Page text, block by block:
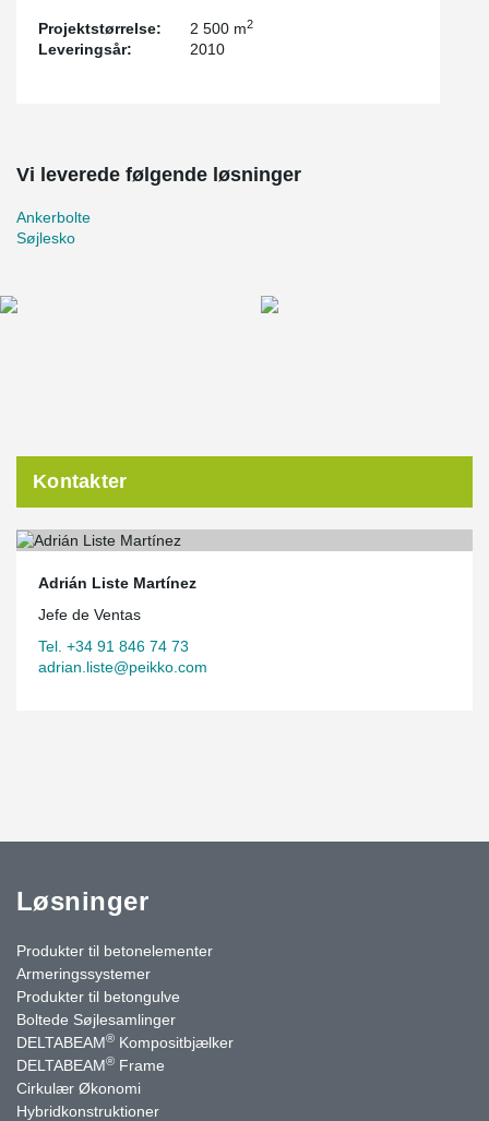
Projektstørrelse: 2 500 m2
Leveringsår: 2010
Vi leverede følgende løsninger
Ankerbolte
Søjlesko
Kontakter
Adrián Liste Martínez
Jefe de Ventas
Tel. +34 91 846 74 73
adrian.liste@peikko.com
Løsninger
Produkter til betonelementer
Armeringssystemer
Produkter til betongulve
Boltede Søjlesamlinger
DELTABEAM® Kompositbjælker
DELTABEAM® Frame
Cirkulær Økonomi
Hybridkonstruktioner